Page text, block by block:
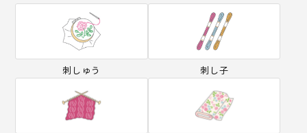
刺しゅう 刺し子